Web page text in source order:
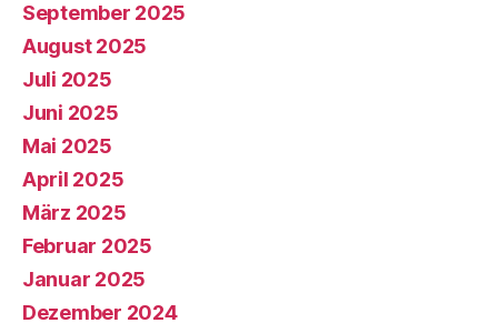
September 2025
August 2025
Juli 2025
Juni 2025
Mai 2025
April 2025
März 2025
Februar 2025
Januar 2025
Dezember 2024